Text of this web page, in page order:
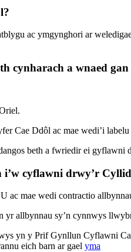
ac ymgynghori ar
cynharach a wnaed
Cae Ddôl ac mae wedi’i
beth a fwriedir ei
i’w cyflawni drwy’r
mae wedi contractio
allbynnau sy’n cynnwys
yn y Prif Gynllun Cyflawni
eich barn ar gael yma